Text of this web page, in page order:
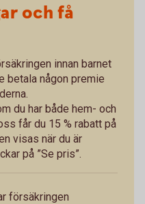
och få
innan barnet
betala någon premie
du har både hem- och
får du 15 % rabatt på
visas när du är
på ”Se pris”.
försäkringen